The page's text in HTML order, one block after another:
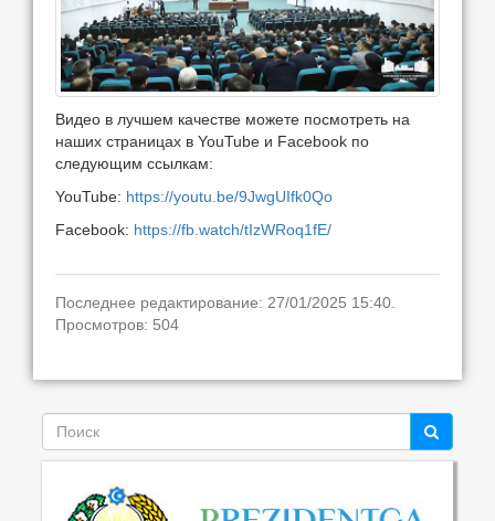
Видео в лучшем качестве можете посмотреть на
наших страницах в YouTube и Facebook по
следующим ссылкам:
YouTube: https://youtu.be/9JwgUIfk0Qo
Facebook: https://fb.watch/tIzWRoq1fE/
Последнее редактирование: 27/01/2025 15:40.
Просмотров: 504